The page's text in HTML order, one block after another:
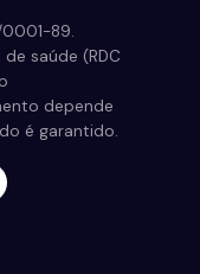
0001-89.
saúde (RDC
depende
é garantido.